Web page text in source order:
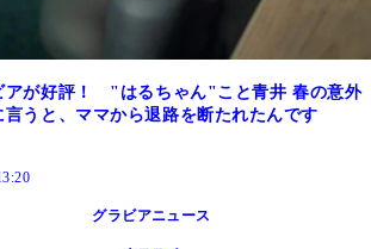
アが好評！ "はるちゃん"こと青井 春の意外
言うと、ママから退路を断たれたんです
グラビアニュース